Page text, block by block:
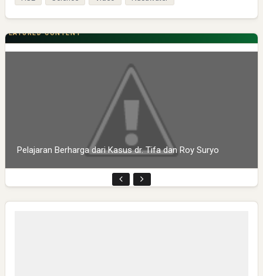
FEATURED CONTENT
Pelajaran Berharga dari Kasus dr. Tifa dan Roy Suryo